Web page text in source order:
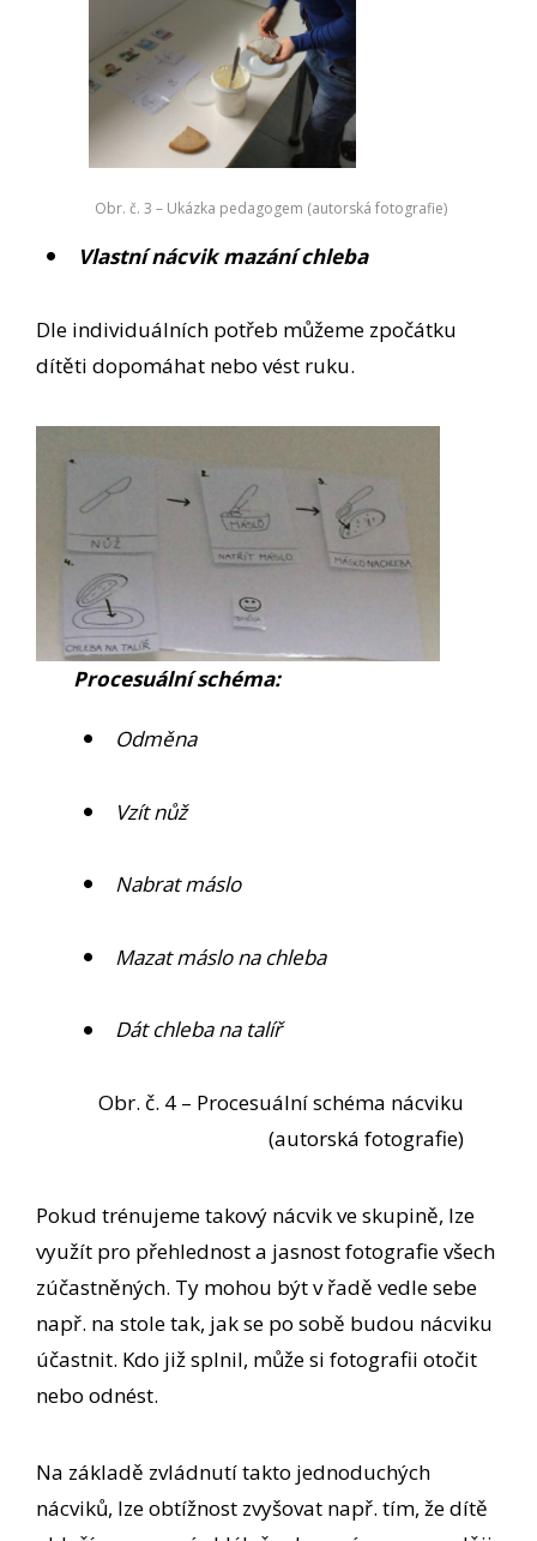
Obr. č. 3 – Ukázka pedagogem (autorská fotografie)
Vlastní nácvik mazání chleba
Dle individuálních potřeb můžeme zpočátku
dítěti dopomáhat nebo vést ruku.
Procesuální schéma:
Odměna
Vzít nůž
Nabrat máslo
Mazat máslo na chleba
Dát chleba na talíř
Obr. č. 4 – Procesuální schéma nácviku
(autorská fotografie)
Pokud trénujeme takový nácvik ve skupině, lze
využít pro přehlednost a jasnost fotografie všech
zúčastněných. Ty mohou být v řadě vedle sebe
např. na stole tak, jak se po sobě budou nácviku
účastnit. Kdo již splnil, může si fotografii otočit
nebo odnést.
Na základě zvládnutí takto jednoduchých
nácviků, lze obtížnost zvyšovat např. tím, že dítě